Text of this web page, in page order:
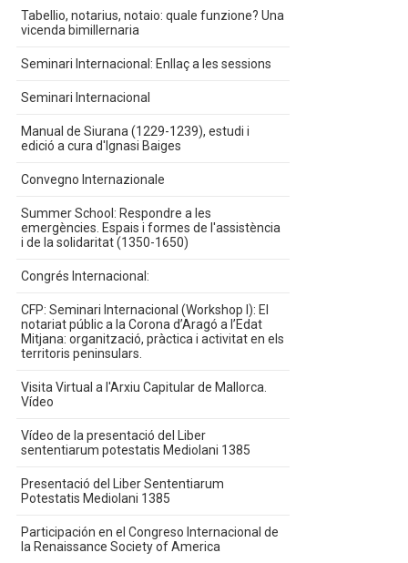
Tabellio, notarius, notaio: quale funzione? Una
vicenda bimillernaria
Seminari Internacional: Enllaç a les sessions
Seminari Internacional
Manual de Siurana (1229-1239), estudi i
edició a cura d'Ignasi Baiges
Convegno Internazionale
Summer School: Respondre a les
emergències. Espais i formes de l'assistència
i de la solidaritat (1350-1650)
Congrés Internacional:
CFP: Seminari Internacional (Workshop I): El
notariat públic a la Corona d’Aragó a l’Edat
Mitjana: organització, pràctica i activitat en els
territoris peninsulars.
Visita Virtual a l'Arxiu Capitular de Mallorca.
Vídeo
Vídeo de la presentació del Liber
sententiarum potestatis Mediolani 1385
Presentació del Liber Sententiarum
Potestatis Mediolani 1385
Participación en el Congreso Internacional de
la Renaissance Society of America